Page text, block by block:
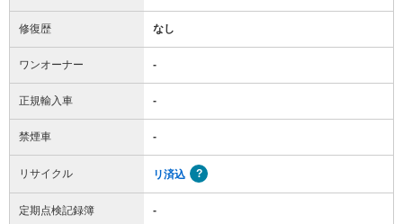
修復歴 なし
ワンオーナー -
正規輸入車 -
禁煙車 -
リサイクル リ済込
定期点検記録簿 -